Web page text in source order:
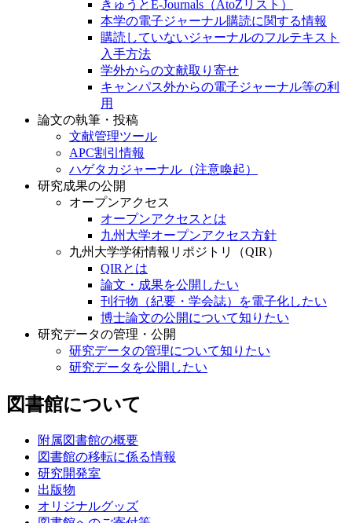
きゅうとE-Journals（AtoZリスト）
本学の電子ジャーナル購読に関する情報
購読していないジャーナルのフルテキスト
入手方法
学外からの文献取り寄せ
キャンパス外からの電子ジャーナル等の利
用
論文の執筆・投稿
文献管理ツール
APC割引情報
ハゲタカジャーナル（注意喚起）
研究成果の公開
オープンアクセス
オープンアクセスとは
九州大学オープンアクセス方針
九州大学学術情報リポジトリ（QIR）
QIRとは
論文・成果を公開したい
刊行物（紀要・学会誌）を電子化したい
博士論文の公開について知りたい
研究データの管理・公開
研究データの管理について知りたい
研究データを公開したい
図書館について
附属図書館の概要
図書館の移転に係る情報
研究開発室
出版物
オリジナルグッズ